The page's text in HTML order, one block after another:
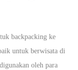
backpacking ke
untuk berwisata di
oleh para